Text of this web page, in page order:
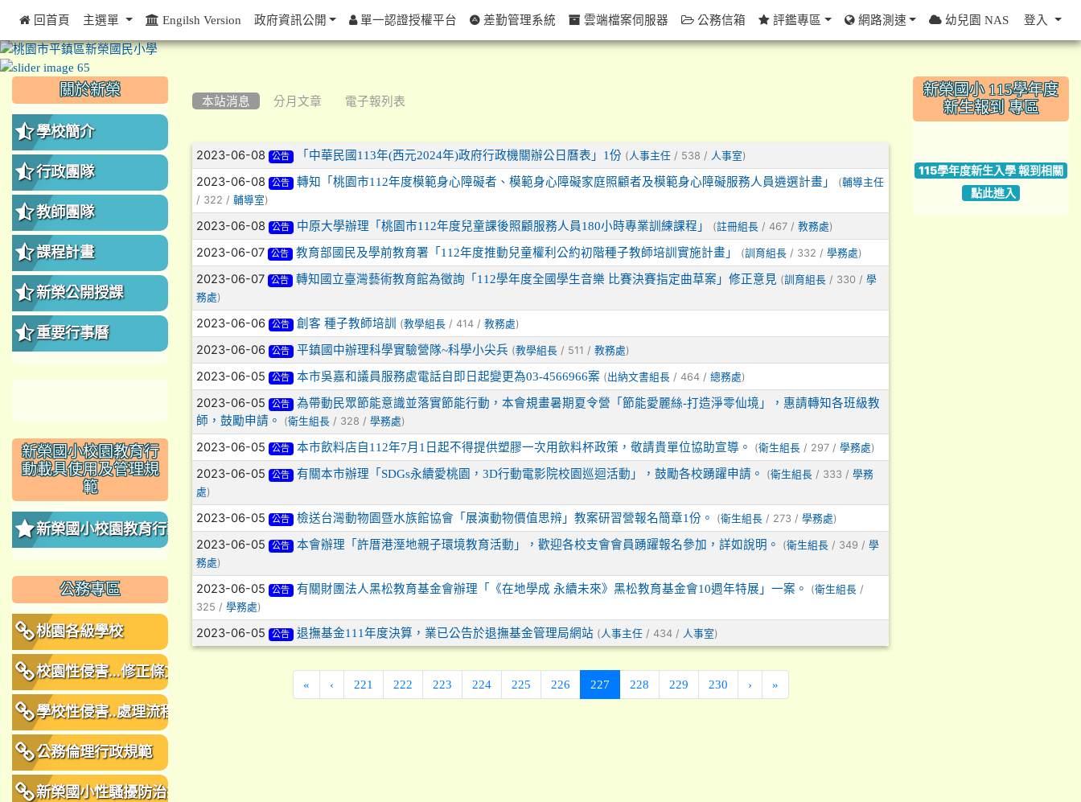
本站消息 分月文章 電子報列表
文章列表
2023-06-08 公告 「中華民國113年(西元2024年)政府行政機關辦公日曆表」1份 ( 人事主任/ 538 / 人事室)
2023-06-08 公告 轉知「桃園市112年度模範身心障礙者、模範身心障礙家庭照顧者及模範身心障礙服務人員遴選計畫」 (輔導主任
/ 322 / 輔導室)
2023-06-08 公告 中原大學辦理「桃園市112年度兒童課後照顧服務人員180小時專業訓練課程」 (註冊組長/ 467 / 教務處)
2023-06-07 公告 教育部國民及學前教育署「112年度推動兒童權利公約初階種子教師培訓實施計畫」 (訓育組長/ 332 / 學務處)
2023-06-07 公告 轉知國立臺灣藝術教育館為徵詢「112學年度全國學生音樂 比賽決賽指定曲草案」修正意見 (訓育組長/ 330 / 學
務處)
2023-06-06 公告 創客 種子教師培訓 (教學組長/ 414 / 教務處)
2023-06-06 公告 平鎮國中辦理科學實驗營隊~科學小尖兵 (教學組長/ 511 / 教務處)
2023-06-05 公告 本市吳嘉和議員服務處電話自即日起變更為03-4566966案 (出納文書組長/ 464 / 總務處)
2023-06-05 公告
為帶動民眾節能意識並落實節能行動，本會規畫暑期夏令營「節能愛麗絲-打造淨零仙境」，惠請轉知各班級教
師，鼓勵申請。
(衛生組長 / 328 / 學務處)
2023-06-05 公告 本市飲料店自112年7月1日起不得提供塑膠一次用飲料杯政策，敬請貴單位協助宣導。 (衛生組長/ 297 / 學務處)
2023-06-05 公告 有關本市辦理「SDGs永續愛桃園，3D行動電影院校園巡迴活動」，鼓勵各校踴躍申請。 (衛生組長/ 333 / 學務
處)
2023-06-05 公告 檢送台灣動物園暨水族館協會「展演動物價值思辨」教案研習營報名簡章1份。 (衛生組長/ 273 / 學務處)
2023-06-05 公告 本會辦理「許厝港溼地親子環境教育活動」，歡迎各校支會會員踴躍報名參加，詳如說明。 (衛生組長/ 349 / 學
務處)
2023-06-05 公告 有關財團法人黑松教育基金會辦理「《在地學成 永續未來》黑松教育基金會10週年特展」一案。 (衛生組長/
325 / 學務處)
2023-06-05 公告 退撫基金111年度決算，業已公告於退撫基金管理局網站 ( 人事主任/ 434 / 人事室)
« ‹ 221 222 223 224 225 226 227(current)
228 229 230 › »
::: 關於新榮
學校簡介
行政團隊
教師團隊
課程計畫
新榮公開授課
重要行事曆
新榮國小校園教育行
動載具使用及管理規
範
新榮國小校園教育行動
公務專區
桃園各級學校
校園性侵害...修正條文
學校性侵害..處理流程
公務倫理行政規範
新榮國小性騷擾防治措
:::
新榮國小 115學年度
新生報到 專區
115學年度新生入學 報到相關
點此進入
::: 回首頁 主選單 Engilsh Version 政府資訊公開 單一認證授權平台 差勤管理系統 雲端檔案伺服器 公務信箱 評鑑專區 網路測速 幼兒園 NAS 登入